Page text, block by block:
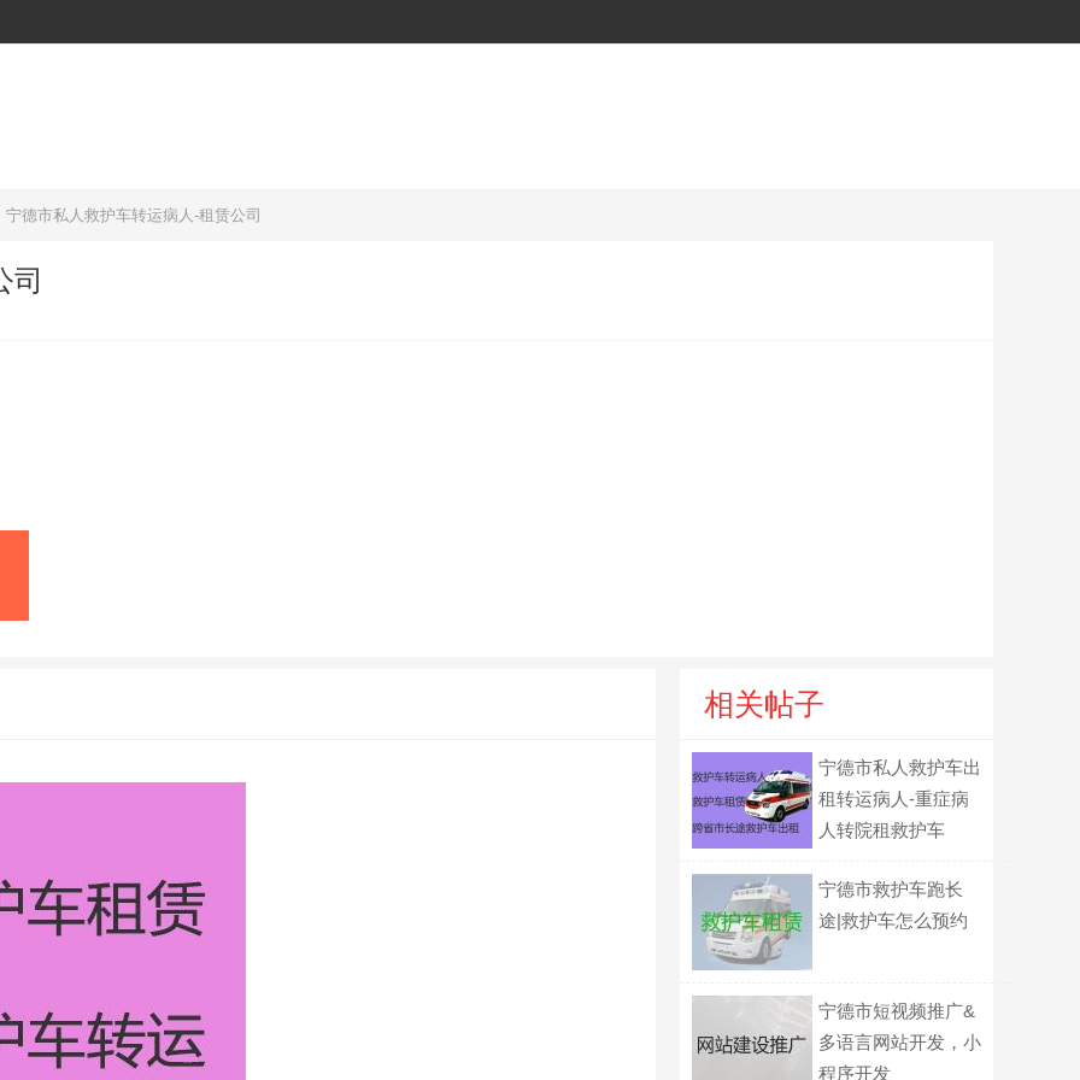
宁德市私人救护车转运病人-租赁公司
司
相关帖子
宁德市私人救护车出
租转运病人-重症病
人转院租救护车
宁德市救护车跑长
途|救护车怎么预约
宁德市短视频推广&
多语言网站开发，小
程序开发